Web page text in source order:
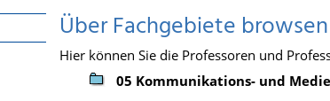
Über Fachgebiete browsen
Hier können Sie die Professoren und
05 Kommunikations- und